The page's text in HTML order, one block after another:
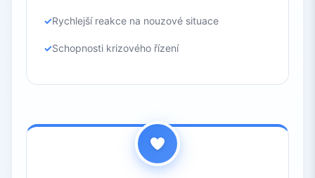
Rychlejší reakce na nouzové situace
Schopnosti krizového řízení